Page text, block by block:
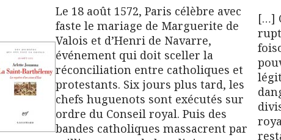
Le 18 août 1572, Paris célèbre avec
faste le mariage de Marguerite de
Valois et d’Henri de Navarre,
événement qui doit sceller la
réconciliation entre catholiques et
protestants. Six jours plus tard, les
chefs huguenots sont exécutés sur
ordre du Conseil royal. Puis des
bandes catholiques massacrent par
[…]